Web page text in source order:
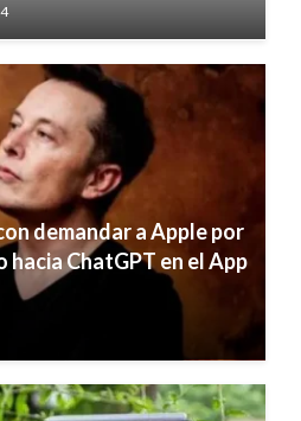
demandar a Apple por
ChatGPT en el App